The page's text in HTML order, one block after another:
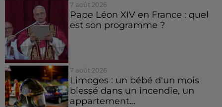
7 août 2026
Pape Léon XIV en France : quel
est son programme ?
7 août 2026
Limoges : un bébé d'un mois
blessé dans un incendie, un
appartement...